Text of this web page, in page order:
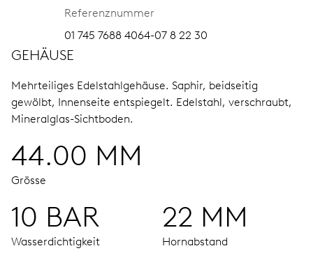
Referenznummer
01 745 7688 4064-07 8 22 30
GEHÄUSE
Mehrteiliges Edelstahlgehäuse. Saphir, beidseitig
gewölbt, Innenseite entspiegelt. Edelstahl, verschraubt,
Mineralglas-Sichtboden.
44.00 MM
Grösse
10 BAR
Wasserdichtigkeit
22 MM
Hornabstand